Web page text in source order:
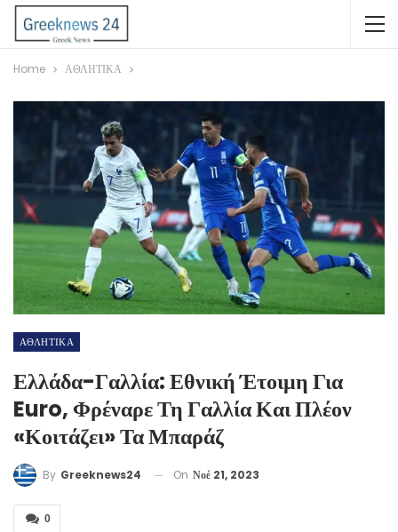
Home ΑΘΛΗΤΙΚΑ
ΑΘΛΗΤΙΚΑ
Ελλάδα-Γαλλία: Εθνική Έτοιμη Για
Euro, Φρέναρε Τη Γαλλία Και Πλέον
«κοιτάζει» Τα Μπαράζ
By Greeknews24 On Νοέ 21, 2023
0